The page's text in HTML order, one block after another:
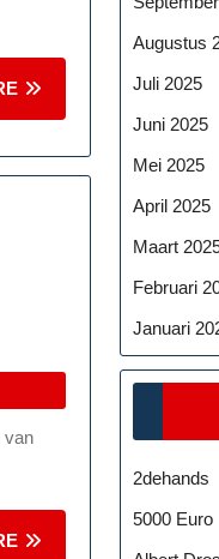
MORE
Augustus
Juli 2025
Juni 2025
Mei 2025
April 2025
Maart
Februari
Januari
2dehands
5000 Euro